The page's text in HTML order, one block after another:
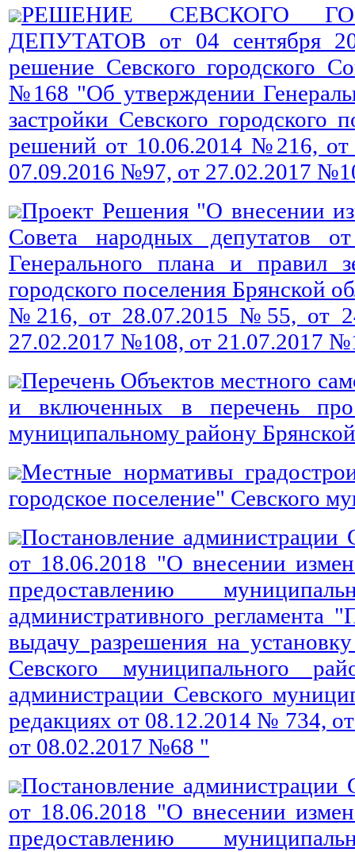
РЕШЕНИЕ СЕВСКОГО
ДЕПУТАТОВ от 04 сентября
решение Севского городского
№168 "Об утверждении
застройки Севского городского
решений от 10.06.2014 №216,
07.09.2016 №97, от 27.02.2017
Проект Решения "О внесении
Совета народных депутатов
Генерального плана и правил
городского поселения Брянской
№216, от 28.07.2015 №55, от
27.02.2017 №108, от 21.07.2017
Перечень Объектов местного
и включенных в перечень
муниципальному району
Местные нормативы
городское поселение" Севского
Постановление
от 18.06.2018 "О внесении
предоставлению
административного регламента
выдачу разрешения на
Севского муниципального
администрации Севского
редакциях от 08.12.2014 № 734,
от 08.02.2017 №68 "
Постановление
от 18.06.2018 "О внесении
предоставлению